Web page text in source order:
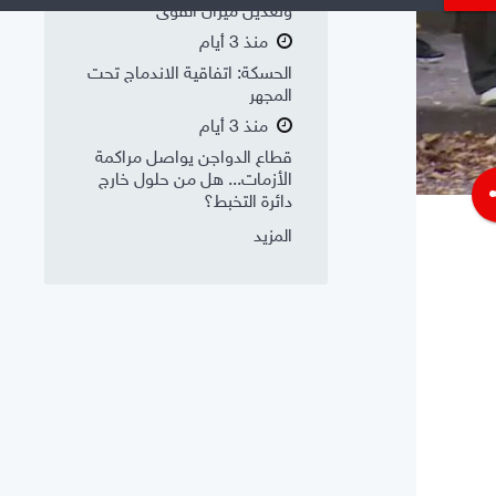
وتعديل ميزان القوى
منذ 3 أيام
الحسكة: اتفاقية الاندماج تحت
المجهر
منذ 3 أيام
قطاع الدواجن يواصل مراكمة
الأزمات... هل من حلول خارج
دائرة التخبط؟
المزيد